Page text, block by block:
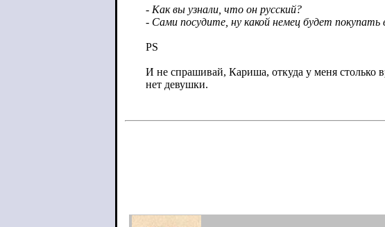
- Как вы узнали, что он русский?
- Сами посудите, ну какой немец будет покупать
PS
И не спрашивай, Кариша, откуда у меня столько
нет девушки.